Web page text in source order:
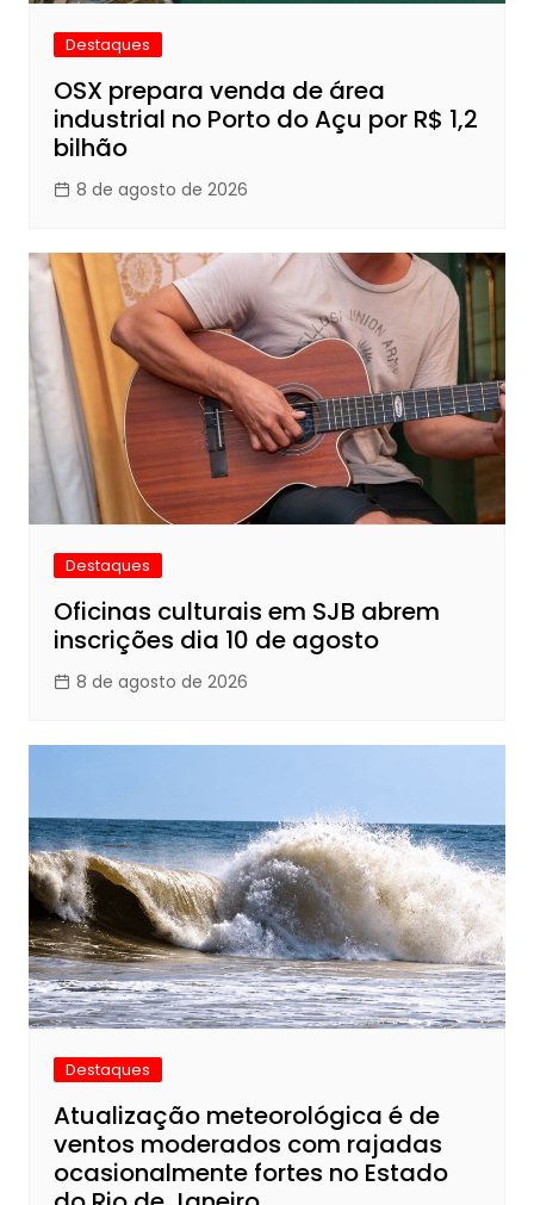
Destaques
OSX prepara venda de área
industrial no Porto do Açu por R$ 1,2
bilhão
8 de agosto de 2026
Destaques
Oficinas culturais em SJB abrem
inscrições dia 10 de agosto
8 de agosto de 2026
Destaques
Atualização meteorológica é de
ventos moderados com rajadas
ocasionalmente fortes no Estado